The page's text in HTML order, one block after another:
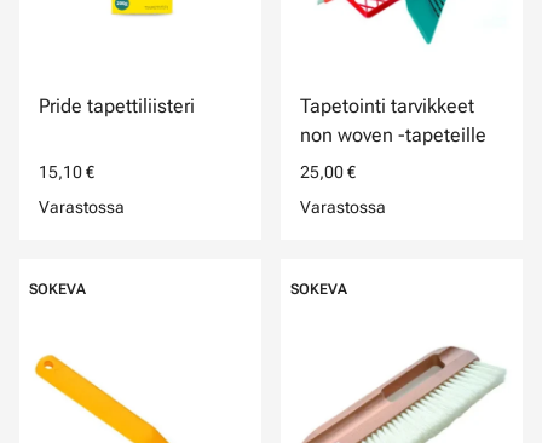
Pride tapettiliisteri
15,10 €
Varastossa
Tapetointi tarvikkeet
non woven -tapeteille
25,00 €
Varastossa
SOKEVA SOKEVA